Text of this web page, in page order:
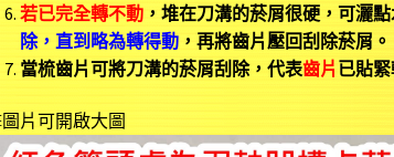
若已完全轉不動，堆在刀溝的菸屑很硬，可灑
除，直到略為轉得動，再將齒片壓回刮除菸屑。
當梳齒片可將刀溝的菸屑刮除，代表齒片 已貼緊
片可開啟大圖